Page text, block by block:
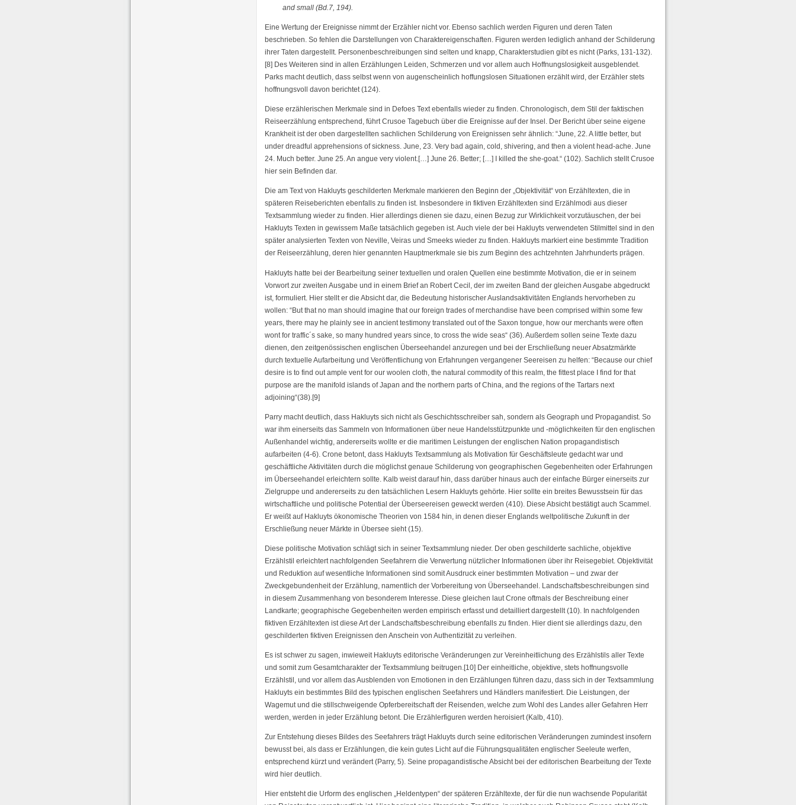
and small (Bd.7, 194).
Eine Wertung der Ereignisse nimmt der Erzähler nicht vor. Ebenso sachlich werden Figuren und deren Taten
beschrieben. So fehlen die Darstellungen von Charaktereigenschaften. Figuren werden lediglich anhand der Schilderung
ihrer Taten dargestellt. Personenbeschreibungen sind selten und knapp, Charakterstudien gibt es nicht (Parks, 131-132).
[8] Des Weiteren sind in allen Erzählungen Leiden, Schmerzen und vor allem auch Hoffnungslosigkeit ausgeblendet.
Parks macht deutlich, dass selbst wenn von augenscheinlich hoffungslosen Situationen erzählt wird, der Erzähler stets
hoffnungsvoll davon berichtet (124).
Diese erzählerischen Merkmale sind in Defoes Text ebenfalls wieder zu finden. Chronologisch, dem Stil der faktischen
Reiseerzählung entsprechend, führt Crusoe Tagebuch über die Ereignisse auf der Insel. Der Bericht über seine eigene
Krankheit ist der oben dargestellten sachlichen Schilderung von Ereignissen sehr ähnlich: “June, 22. A little better, but
under dreadful apprehensions of sickness. June, 23. Very bad again, cold, shivering, and then a violent head-ache. June
24. Much better. June 25. An angue very violent.[…] June 26. Better; […] I killed the she-goat.“ (102). Sachlich stellt Crusoe
hier sein Befinden dar.
Die am Text von Hakluyts geschilderten Merkmale markieren den Beginn der „Objektivität“ von Erzähltexten, die in
späteren Reiseberichten ebenfalls zu finden ist. Insbesondere in fiktiven Erzähltexten sind Erzählmodi aus dieser
Textsammlung wieder zu finden. Hier allerdings dienen sie dazu, einen Bezug zur Wirklichkeit vorzutäuschen, der bei
Hakluyts Texten in gewissem Maße tatsächlich gegeben ist. Auch viele der bei Hakluyts verwendeten Stilmittel sind in den
später analysierten Texten von Neville, Veiras und Smeeks wieder zu finden. Hakluyts markiert eine bestimmte Tradition
der Reiseerzählung, deren hier genannten Hauptmerkmale sie bis zum Beginn des achtzehnten Jahrhunderts prägen.
Hakluyts hatte bei der Bearbeitung seiner textuellen und oralen Quellen eine bestimmte Motivation, die er in seinem
Vorwort zur zweiten Ausgabe und in einem Brief an Robert Cecil, der im zweiten Band der gleichen Ausgabe abgedruckt
ist, formuliert. Hier stellt er die Absicht dar, die Bedeutung historischer Auslandsaktivitäten Englands hervorheben zu
wollen: “But that no man should imagine that our foreign trades of merchandise have been comprised within some few
years, there may he plainly see in ancient testimony translated out of the Saxon tongue, how our merchants were often
wont for traffic´s sake, so many hundred years since, to cross the wide seas“ (36). Außerdem sollen seine Texte dazu
dienen, den zeitgenössischen englischen Überseehandel anzuregen und bei der Erschließung neuer Absatzmärkte
durch textuelle Aufarbeitung und Veröffentlichung von Erfahrungen vergangener Seereisen zu helfen: “Because our chief
desire is to find out ample vent for our woolen cloth, the natural commodity of this realm, the fittest place I find for that
purpose are the manifold islands of Japan and the northern parts of China, and the regions of the Tartars next
adjoining“(38).[9]
Parry macht deutlich, dass Hakluyts sich nicht als Geschichtsschreiber sah, sondern als Geograph und Propagandist. So
war ihm einerseits das Sammeln von Informationen über neue Handelsstützpunkte und -möglichkeiten für den englischen
Außenhandel wichtig, andererseits wollte er die maritimen Leistungen der englischen Nation propagandistisch
aufarbeiten (4-6). Crone betont, dass Hakluyts Textsammlung als Motivation für Geschäftsleute gedacht war und
geschäftliche Aktivitäten durch die möglichst genaue Schilderung von geographischen Gegebenheiten oder Erfahrungen
im Überseehandel erleichtern sollte. Kalb weist darauf hin, dass darüber hinaus auch der einfache Bürger einerseits zur
Zielgruppe und andererseits zu den tatsächlichen Lesern Hakluyts gehörte. Hier sollte ein breites Bewusstsein für das
wirtschaftliche und politische Potential der Überseereisen geweckt werden (410). Diese Absicht bestätigt auch Scammel.
Er weißt auf Hakluyts ökonomische Theorien von 1584 hin, in denen dieser Englands weltpolitische Zukunft in der
Erschließung neuer Märkte in Übersee sieht (15).
Diese politische Motivation schlägt sich in seiner Textsammlung nieder. Der oben geschilderte sachliche, objektive
Erzählstil erleichtert nachfolgenden Seefahrern die Verwertung nützlicher Informationen über ihr Reisegebiet. Objektivität
und Reduktion auf wesentliche Informationen sind somit Ausdruck einer bestimmten Motivation – und zwar der
Zweckgebundenheit der Erzählung, namentlich der Vorbereitung von Überseehandel. Landschaftsbeschreibungen sind
in diesem Zusammenhang von besonderem Interesse. Diese gleichen laut Crone oftmals der Beschreibung einer
Landkarte; geographische Gegebenheiten werden empirisch erfasst und detailliert dargestellt (10). In nachfolgenden
fiktiven Erzähltexten ist diese Art der Landschaftsbeschreibung ebenfalls zu finden. Hier dient sie allerdings dazu, den
geschilderten fiktiven Ereignissen den Anschein von Authentizität zu verleihen.
Es ist schwer zu sagen, inwieweit Hakluyts editorische Veränderungen zur Vereinheitlichung des Erzählstils aller Texte
und somit zum Gesamtcharakter der Textsammlung beitrugen.[10] Der einheitliche, objektive, stets hoffnungsvolle
Erzählstil, und vor allem das Ausblenden von Emotionen in den Erzählungen führen dazu, dass sich in der Textsammlung
Hakluyts ein bestimmtes Bild des typischen englischen Seefahrers und Händlers manifestiert. Die Leistungen, der
Wagemut und die stillschweigende Opferbereitschaft der Reisenden, welche zum Wohl des Landes aller Gefahren Herr
werden, werden in jeder Erzählung betont. Die Erzählerfiguren werden heroisiert (Kalb, 410).
Zur Entstehung dieses Bildes des Seefahrers trägt Hakluyts durch seine editorischen Veränderungen zumindest insofern
bewusst bei, als dass er Erzählungen, die kein gutes Licht auf die Führungsqualitäten englischer Seeleute werfen,
entsprechend kürzt und verändert (Parry, 5). Seine propagandistische Absicht bei der editorischen Bearbeitung der Texte
wird hier deutlich.
Hier entsteht die Urform des englischen „Heldentypen“ der späteren Erzähltexte, der für die nun wachsende Popularität